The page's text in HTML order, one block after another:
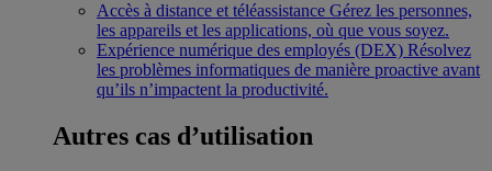
Accès à distance et téléassistance Gérez les personnes,
les appareils et les applications, où que vous soyez.
Expérience numérique des employés (DEX) Résolvez
les problèmes informatiques de manière proactive avant
qu’ils n’impactent la productivité.
Autres cas d’utilisation